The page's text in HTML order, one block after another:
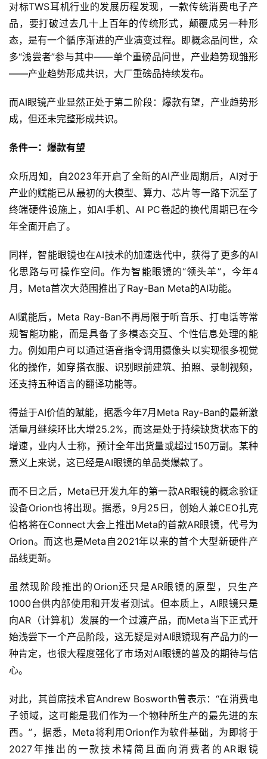
对标TWS耳机行业的发展历程发现，一款传统消费电子产
品，要打破过去几十上百年的传统形式，颠覆成另一种形
态，是有一个循序渐进的产业演变过程。即概念品问世，众
多“浅尝者”参与其中——单个重磅品问世，产业趋势现雏形
——产业趋势形成共识，大厂重磅品持续发布。
而AI眼镜产业显然正处于第二阶段：爆款有望，产业趋势形
成，但还未完整形成共识。
条件一：爆款有望
众所周知，自2023年开启了全新的AI产业周期后，AI对于
产业的赋能已从最初的大模型、算力、芯片等一路下沉至了
终端硬件设施上，如AI手机、AI PC卷起的换代周期已在今
年全面开启了。
同样，智能眼镜也在AI技术的加速迭代中，获得了更多的AI
化思路与可操作空间。作为智能眼镜的“领头羊”，今年4
月，Meta首次大范围推出了Ray-Ban Meta的AI功能。
AI赋能后，Meta Ray-Ban不再局限于听音乐、打电话等常
规智能功能，而是具备了多模态交互、个性信息处理的能
力。例如用户可以通过语音指令调用摄像头以实现很多视觉
化的操作，如穿搭衣服、识别眼前建筑、拍照、录制视频，
还支持五种语言的翻译功能等。
得益于AI价值的赋能，据悉今年7月Meta Ray-Ban的最新激
活量月继续环比大增25.2%，而这是处于持续缺货状态下的
增速，业内人士称，预计全年出货量或超过150万副。某种
意义上来说，这已经是AI眼镜的单品类爆款了。
而不日之后，Meta已开发九年的第一款AR眼镜的概念验证
设备Orion也将出现。据悉，9月25日，创始人兼CEO扎克
伯格将在Connect大会上推出Meta的首款AR眼镜，代号为
Orion。而这也是Meta自2021年以来的首个大型新硬件产
品线更新。
虽然现阶段推出的Orion还只是AR眼镜的原型，只生产
1000台供内部使用和开发者测试。但本质上，AI眼镜只是
向AR（计算机）发展的一个过渡产品，而Meta当下正式开
始浅尝下一个产品阶段，这无疑是对AI眼镜现有产品力的一
种肯定，也很大程度强化了市场对AI眼镜的普及的期待与信
心。
对此，其首席技术官Andrew Bosworth曾表示：“在消费电
子领域，这可能是我们作为一个物种所生产的最先进的东
西。”，据悉，Meta将利用Orion作为软件基础，为即将于
2027年推出的一款技术精简且面向消费者的AR眼镜